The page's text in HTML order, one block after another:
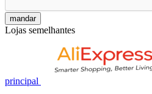
mandar
Lojas semelhantes
principal